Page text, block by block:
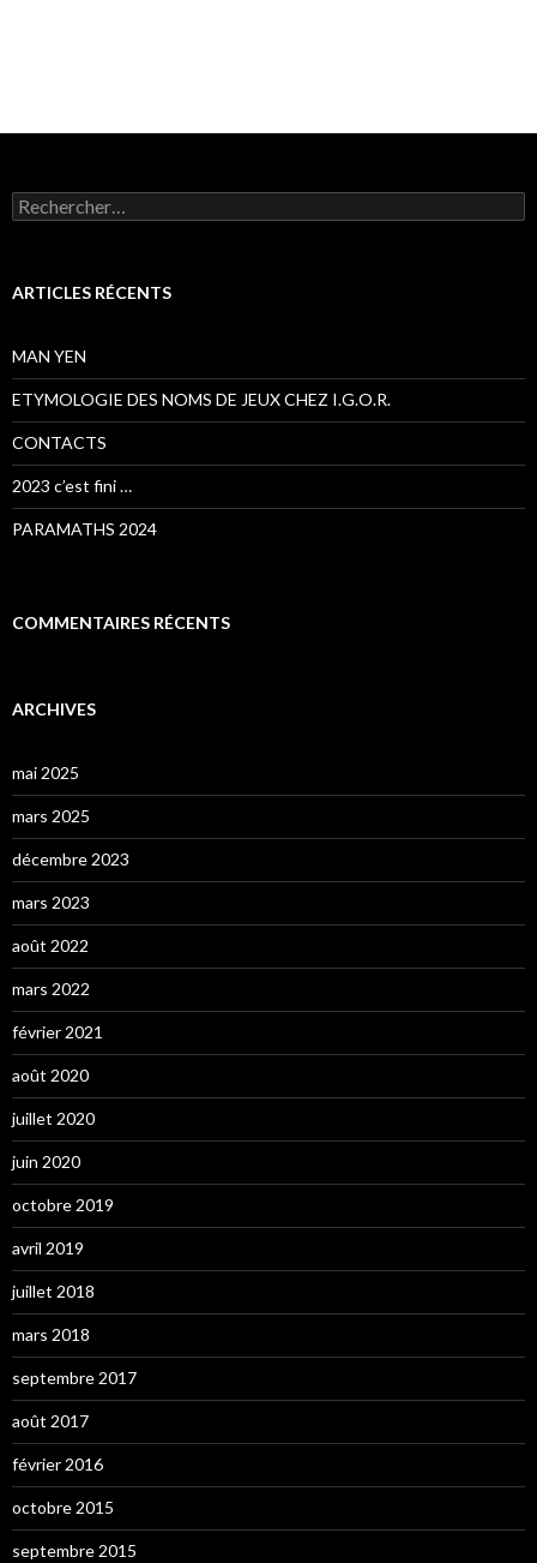
Rechercher :
ARTICLES RÉCENTS
MAN YEN
ETYMOLOGIE DES NOMS DE JEUX CHEZ I.G.O.R.
CONTACTS
2023 c’est fini …
PARAMATHS 2024
COMMENTAIRES RÉCENTS
ARCHIVES
mai 2025
mars 2025
décembre 2023
mars 2023
août 2022
mars 2022
février 2021
août 2020
juillet 2020
juin 2020
octobre 2019
avril 2019
juillet 2018
mars 2018
septembre 2017
août 2017
février 2016
octobre 2015
septembre 2015